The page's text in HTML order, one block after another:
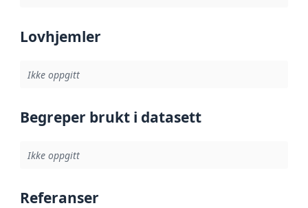
Lovhjemler
Ikke oppgitt
Begreper brukt i datasett
Ikke oppgitt
Referanser